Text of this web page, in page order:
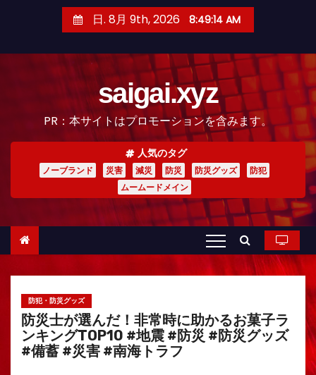
日. 8月 9th, 2026 8:49:16 AM
saigai.xyz
PR：本サイトはプロモーションを含みます。
人気のタグ
ノーブランド 災害 減災 防災 防災グッズ
防犯
ムームードメイン
防犯・防災グッズ
防災士が選んだ！非常時に助かるお菓子ラ
ンキングTOP10 #地震 #防災 #防災グッズ
#備蓄 #災害 #南海トラフ